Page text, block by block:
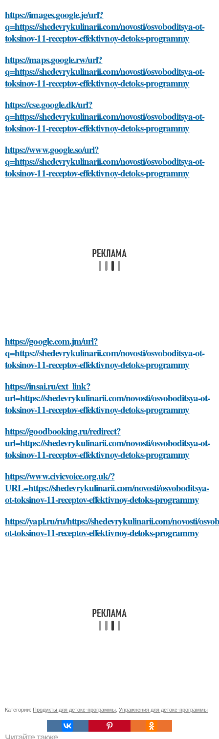
https://images.google.je/url?
q=https://shedevrykulinarii.com/novosti/osvoboditsya-ot-
toksinov-11-receptov-effektivnoy-detoks-programmy
https://maps.google.rw/url?
q=https://shedevrykulinarii.com/novosti/osvoboditsya-ot-
toksinov-11-receptov-effektivnoy-detoks-programmy
https://cse.google.dk/url?
q=https://shedevrykulinarii.com/novosti/osvoboditsya-ot-
toksinov-11-receptov-effektivnoy-detoks-programmy
https://www.google.so/url?
q=https://shedevrykulinarii.com/novosti/osvoboditsya-ot-
toksinov-11-receptov-effektivnoy-detoks-programmy
https://google.com.jm/url?
q=https://shedevrykulinarii.com/novosti/osvoboditsya-ot-
toksinov-11-receptov-effektivnoy-detoks-programmy
https://insai.ru/ext_link?
url=https://shedevrykulinarii.com/novosti/osvoboditsya-ot-
toksinov-11-receptov-effektivnoy-detoks-programmy
https://goodbooking.ru/redirect?
url=https://shedevrykulinarii.com/novosti/osvoboditsya-ot-
toksinov-11-receptov-effektivnoy-detoks-programmy
https://www.civicvoice.org.uk/?
URL=https://shedevrykulinarii.com/novosti/osvoboditsya-
ot-toksinov-11-receptov-effektivnoy-detoks-programmy
https://yapl.ru/ru/https://shedevrykulinarii.com/novosti/
ot-toksinov-11-receptov-effektivnoy-detoks-programmy
Категории: Продукты для детокс-программы Упражнения для детокс-программы